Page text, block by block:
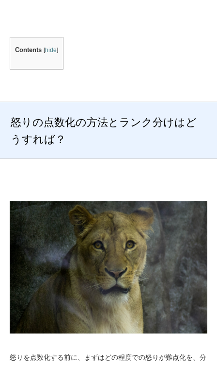
Contents [hide]
怒りの点数化の方法とランク分けはど
うすれば？
怒りを点数化する前に、まずはどの程度での怒りが難点化を、分